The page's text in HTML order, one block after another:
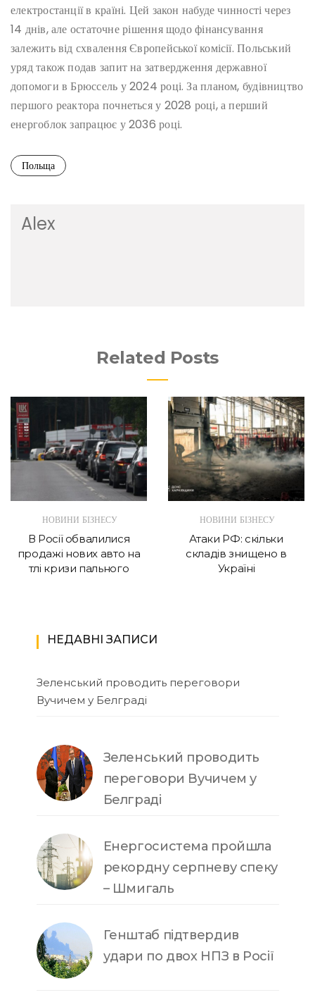
електростанції в країні. Цей закон набуде чинності через
14 днів, але остаточне рішення щодо фінансування
залежить від схвалення Європейської комісії. Польський
уряд також подав запит на затвердження державної
допомоги в Брюссель у 2024 році. За планом, будівництво
першого реактора почнеться у 2028 році, а перший
енергоблок запрацює у 2036 році.
Польща
Alex
Related Posts
НОВИНИ БІЗНЕСУ
В Росії обвалилися
продажі нових авто на
тлі кризи пального
НОВИНИ БІЗНЕСУ
Атаки РФ: скільки
складів знищено в
Україні
НЕДАВНІ ЗАПИСИ
Зеленський проводить переговори
Вучичем у Белграді
Зеленський проводить
переговори Вучичем у
Белграді
Енергосистема пройшла
рекордну серпневу спеку
– Шмигаль
Генштаб підтвердив
удари по двох НПЗ в Росії